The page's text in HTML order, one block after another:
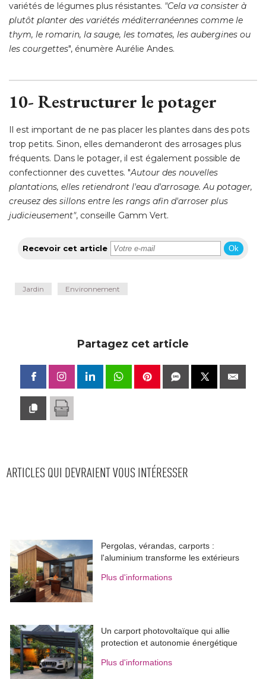
variétés de légumes plus résistantes. "Cela va consister à
plutôt planter des variétés méditerranéennes comme le
thym, le romarin, la sauge, les tomates, les aubergines ou
les courgettes", énumère Aurélie Andes.
10- Restructurer le potager
Il est important de ne pas placer les plantes dans des pots
trop petits. Sinon, elles demanderont des arrosages plus
fréquents. Dans le potager, il est également possible de
confectionner des cuvettes. "Autour des nouvelles
plantations, elles retiendront l'eau d'arrosage. Au potager,
creusez des sillons entre les rangs afin d'arroser plus
judicieusement", conseille Gamm Vert.
Recevoir cet article Ok
Jardin Environnement
Partagez cet article
ARTICLES QUI DEVRAIENT VOUS INTÉRESSER
Pergolas, vérandas, carports :
l'aluminium transforme les extérieurs
Plus d'informations
Un carport photovoltaïque qui allie
protection et autonomie énergétique
Plus d'informations